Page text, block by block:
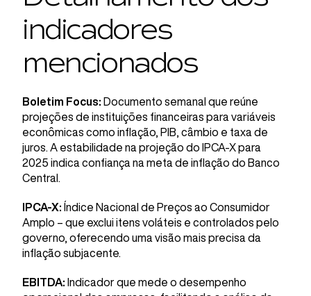
indicadores
mencionados
Boletim Focus: Documento semanal que reúne
projeções de instituições financeiras para variáveis
econômicas como inflação, PIB, câmbio e taxa de
juros. A estabilidade na projeção do IPCA-X para
2025 indica confiança na meta de inflação do Banco
Central.
IPCA-X: Índice Nacional de Preços ao Consumidor
Amplo – que exclui itens voláteis e controlados pelo
governo, oferecendo uma visão mais precisa da
inflação subjacente.
EBITDA: Indicador que mede o desempenho